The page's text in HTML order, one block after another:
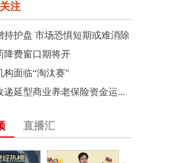
注
持护盘 市场恐惧短期或难消除
降费窗口期将开
构面临“淘汰赛”
递延型商业养老保险资金运...
直播汇